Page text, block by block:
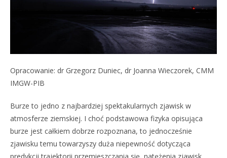
Opracowanie: dr Grzegorz Duniec, dr Joanna Wieczorek, CMM
IMGW-PIB
Burze to jedno z najbardziej spektakularnych zjawisk w
atmosferze ziemskiej. I choć podstawowa fizyka opisująca
burze jest całkiem dobrze rozpoznana, to jednocześnie
zjawisku temu towarzyszy duża niepewność dotycząca